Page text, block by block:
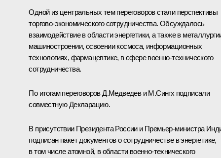
Одной из центральных тем переговоров стали перспективы
торгово-экономического сотрудничества. Обсуждалось
взаимодействие в области энергетики, а также в
машиностроении, освоении космоса, информационных
технологиях, фармацевтике, в сфере военно-технического
сотрудничества.
По итогам переговоров Д.Медведев иМ.Сингх подписали
совместную Декларацию.
В присутствии Президента России и Премьер-министра
подписан пакет документов о сотрудничестве в энергетике,
в том числе атомной, в области военно-технического